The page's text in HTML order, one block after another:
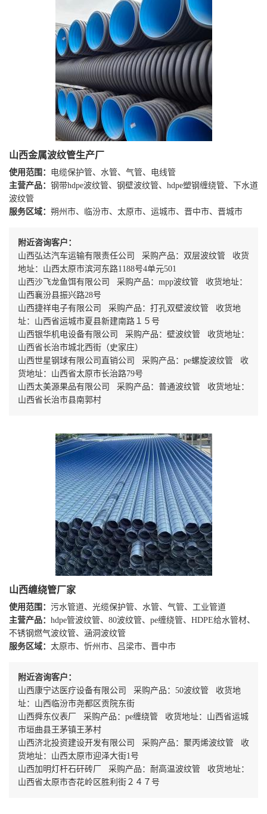
山西金属波纹管生产厂
使用范围： 电缆保护管、水管、气管、电线管
主营产品： 钢带hdpe波纹管、钢壁波纹管、hdpe塑钢缠绕管、下水道
波纹管
服务区域： 朔州市、临汾市、太原市、运城市、晋中市、晋城市
附近咨询客户：
山西弘达汽车运输有限责任公司 采购产品：双层波纹管 收货
地址：山西太原市滨河东路1188号4单元501
山西沙飞龙鱼饵有限公司 采购产品：mpp波纹管 收货地址：
山西襄汾县振兴路28号
山西捷祥电子有限公司 采购产品：打孔双壁波纹管 收货地
址：山西省运城市夏县新建南路１５号
山西银华机电设备有限公司 采购产品：壁波纹管 收货地址：
山西省长治市城北西街（史家庄）
山西世星钢球有限公司直销公司 采购产品：pe螺旋波纹管 收
货地址：山西省太原市长治路79号
山西太美源果品有限公司 采购产品：普通波纹管 收货地址：
山西省长治市县南郭村
山西缠绕管厂家
使用范围： 污水管道、光缆保护管、水管、气管、工业管道
主营产品： hdpe管波纹管、80波纹管、pe缠绕管、HDPE给水管材、
不锈钢燃气波纹管、涵洞波纹管
服务区域： 太原市、忻州市、吕梁市、晋中市
附近咨询客户：
山西康宁达医疗设备有限公司 采购产品：50波纹管 收货地
址：山西临汾市尧都区贡院东街
山西舜东仪表厂 采购产品：pe缠绕管 收货地址：山西省运城
市垣曲县王茅镇王茅村
山西济北投资建设开发有限公司 采购产品：聚丙烯波纹管 收
货地址：山西太原市迎泽大街1号
山西加明灯杆石矸砖厂 采购产品：耐高温波纹管 收货地址：
山西省太原市杏花岭区胜利街２４７号